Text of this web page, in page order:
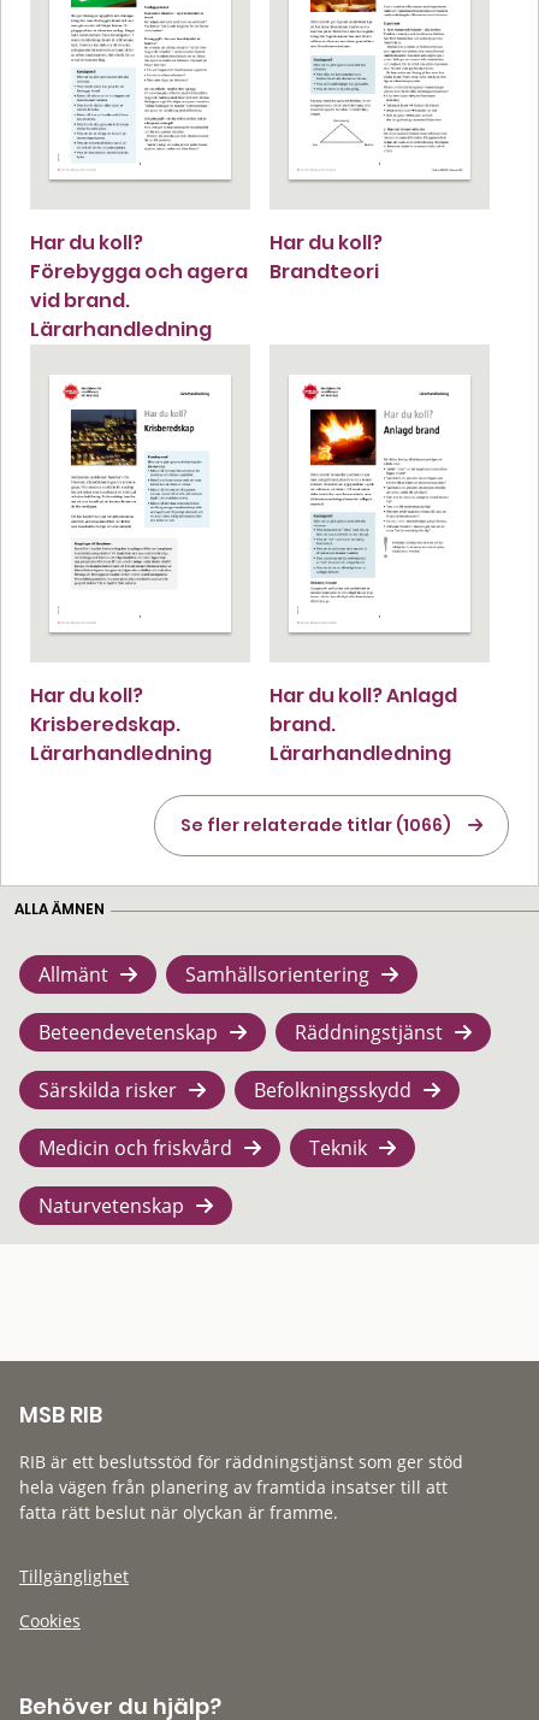
Har du koll?
Förebygga och agera
vid brand.
Lärarhandledning
Har du koll?
Brandteori
Har du koll?
Krisberedskap.
Lärarhandledning
Har du koll? Anlagd
brand.
Lärarhandledning
Se fler relaterade titlar (1066)
ALLA ÄMNEN
Allmänt Samhällsorientering
Beteendevetenskap Räddningstjänst
Särskilda risker Befolkningsskydd
Medicin och friskvård Teknik
Naturvetenskap
MSB RIB
RIB är ett beslutsstöd för räddningstjänst som ger stöd
hela vägen från planering av framtida insatser till att
fatta rätt beslut när olyckan är framme.
Tillgänglighet
Cookies
Behöver du hjälp?